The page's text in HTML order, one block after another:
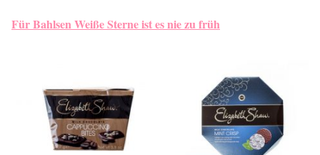
Für Bahlsen Weiße Sterne ist es nie zu früh